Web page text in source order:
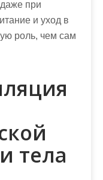
при
и уход в
роль, чем сам
тела